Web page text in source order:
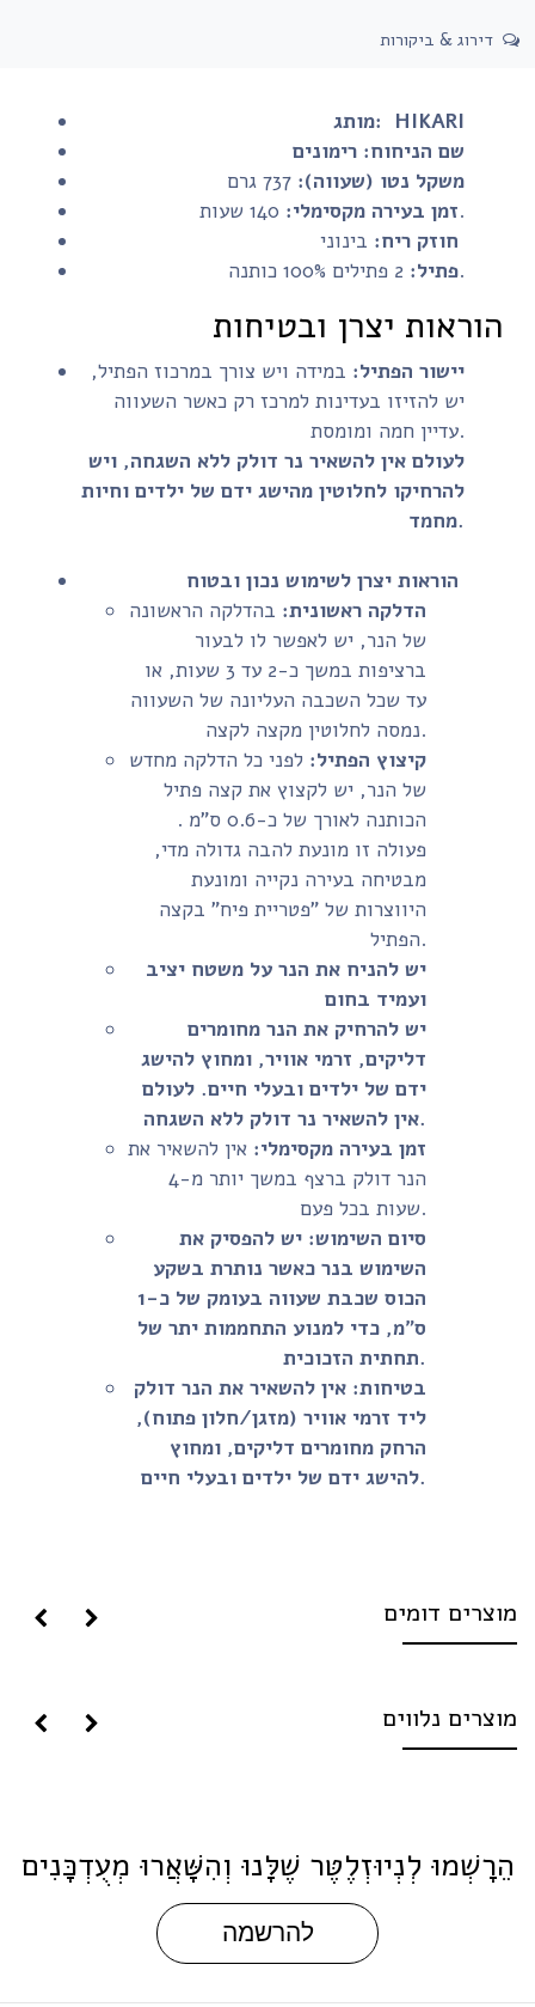
דירוג & ביקורות
מותג: HIKARI
שם הניחוח: רימונים
משקל נטו (שעווה):737 גרם
זמן בעירה מקסימלי:
חוזק ריח:
פתיל:
הוראות יצרן ובטיחות
יישור הפתיל:במידה ויש צורך במרכוז הפתיל,
יש להזיזו בעדינות למרכז רק כאשר השעווה
לעולם אין להשאיר נר דולק ללא השגחה, ויש
להרחיקו לחלוטין מהישג ידם של ילדים וחיות
הוראות יצרן לשימוש נכון ובטוח
הדלקה ראשונית:בהדלקה הראשונה
של הנר, יש לאפשר לו לבעור
ברציפות במשך כ-2 עד 3 שעות, או
עד שכל השכבה העליונה של השעווה
קיצוץ הפתיל:לפני כל הדלקה מחדש
של הנר, יש לקצוץ את קצה פתיל
הכותנה לאורך של כ-0.6 ס"מ .
פעולה זו מונעת להבה גדולה מדי,
מבטיחה בעירה נקייה ומונעת
היווצרות של "פטריית פיח" בקצה
יש להניח את הנר על משטח יציב
ועמיד בחום
יש להרחיק את הנר מחומרים
דליקים, זרמי אוויר, ומחוץ להישג
ידם של ילדים ובעלי חיים. לעולם
זמן בעירה מקסימלי:אין להשאיר את
הנר דולק ברצף במשך יותר מ-4
סיום השימוש: יש להפסיק את
השימוש בנר כאשר נותרת בשקע
הכוס שכבת שעווה בעומק של כ-1
ס"מ, כדי למנוע התחממות יתר של
בטיחות:אין להשאיר את הנר דולק
ליד זרמי אוויר (מזגן/חלון פתוח),
הרחק מחומרים דליקים, ומחוץ
דומים
נלווים
לְנְיוּזְלֶטֶּר שֶׁלָּנוּ וְהִשָּׁאֲרוּ מְעֻדְכָּנִים
להרשמה